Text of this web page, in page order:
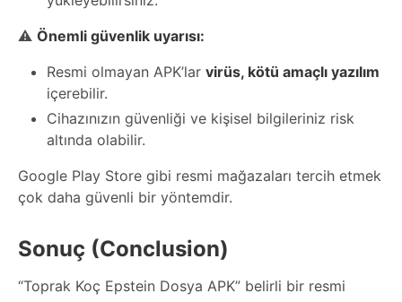
⚠️ Önemli güvenlik uyarısı:
Resmi olmayan APK’lar virüs, kötü amaçlı yazılım
içerebilir.
Cihazınızın güvenliği ve kişisel bilgileriniz risk
altında olabilir.
Google Play Store gibi resmi mağazaları tercih etmek
çok daha güvenli bir yöntemdir.
Sonuç (Conclusion)
“Toprak Koç Epstein Dosya APK” belirli bir resmi